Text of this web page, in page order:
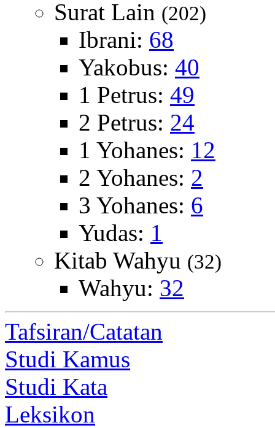
Surat Lain (202)
Ibrani: 68
Yakobus: 40
1 Petrus: 49
2 Petrus: 24
1 Yohanes: 12
2 Yohanes: 2
3 Yohanes: 6
Yudas: 1
Kitab Wahyu (32)
Wahyu: 32
Tafsiran/Catatan
Studi Kamus
Studi Kata
Leksikon